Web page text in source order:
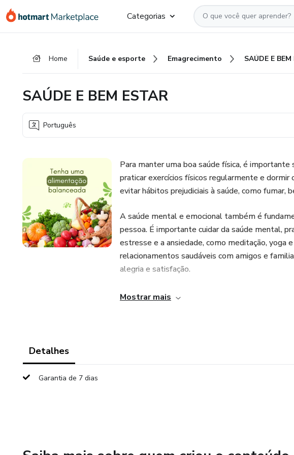
para
para
para
Categorias
Home Saúde e esporte Emagrecimento SAÚDE E
SAÚDE E BEM ESTAR
Português
Para manter uma boa saúde física, é
praticar exercícios físicos regularmente e
evitar hábitos prejudiciais à saúde, como fumar,
A saúde mental e emocional também é
pessoa. É importante cuidar da saúde mental,
estresse e a ansiedade, como meditação,
relacionamentos saudáveis com amigos e
alegria e satisfação.
Mostrar mais
Detalhes
Garantia de 7 dias